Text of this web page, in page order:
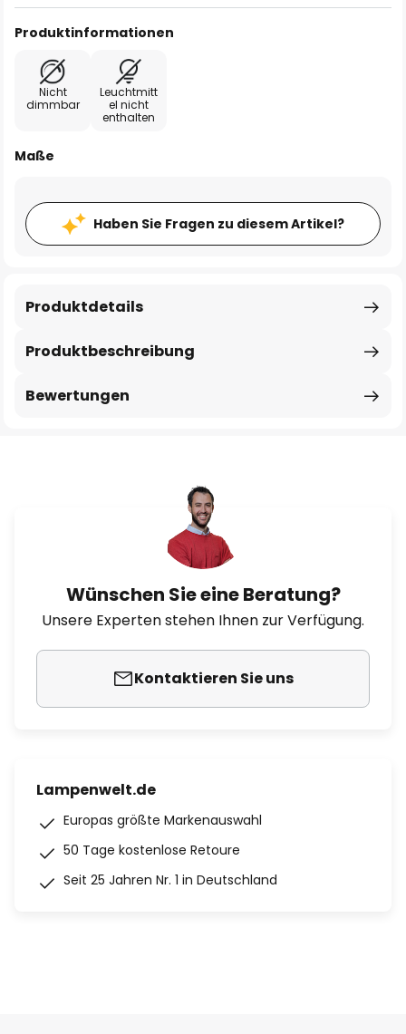
Produktinformationen
Nicht
dimmbar
Leuchtmitt
el nicht
enthalten
Maße
Haben Sie Fragen zu diesem Artikel?
Produktbeschreibung
Produktdetails
Bewertungen
Wünschen Sie eine Beratung?
Unsere Experten stehen Ihnen zur Verfügung.
Kontaktieren Sie uns
Lampenwelt.de
Europas größte Markenauswahl
50 Tage kostenlose Retoure
Seit 25 Jahren Nr. 1 in Deutschland